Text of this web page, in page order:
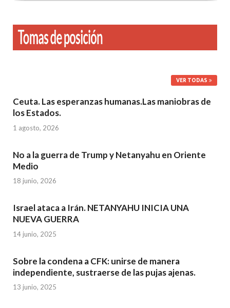
VER TODAS
Ceuta. Las esperanzas humanas.Las maniobras de
los Estados.
1 agosto, 2026
No a la guerra de Trump y Netanyahu en Oriente
Medio
18 junio, 2026
Israel ataca a Irán. NETANYAHU INICIA UNA
NUEVA GUERRA
14 junio, 2025
Sobre la condena a CFK: unirse de manera
independiente, sustraerse de las pujas ajenas.
13 junio, 2025